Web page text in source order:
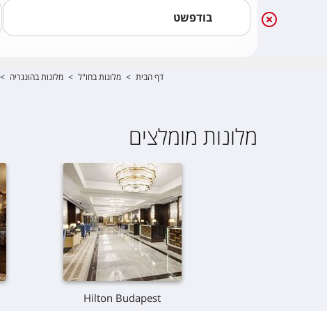
דף הבית > מלונות בחו"ל > מלונות בהונגריה >
מלונות מומלצים
Hilton Budapest